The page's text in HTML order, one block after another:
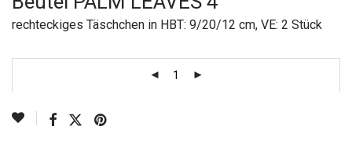
rechteckiges Täschchen in HBT: 9/20/12 cm, VE: 2 Stück